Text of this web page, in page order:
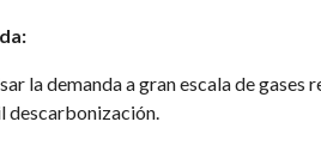
la demanda a gran escala de
descarbonización.